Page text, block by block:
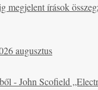
megjelent írások
augusztus
- John Scofield